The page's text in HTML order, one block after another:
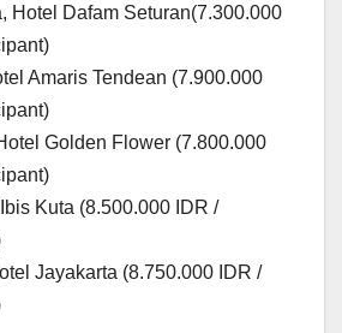
Hotel Dafam Seturan(7.300.000
Amaris Tendean (7.900.000
Golden Flower (7.800.000
Kuta (8.500.000 IDR /
Jayakarta (8.750.000 IDR /